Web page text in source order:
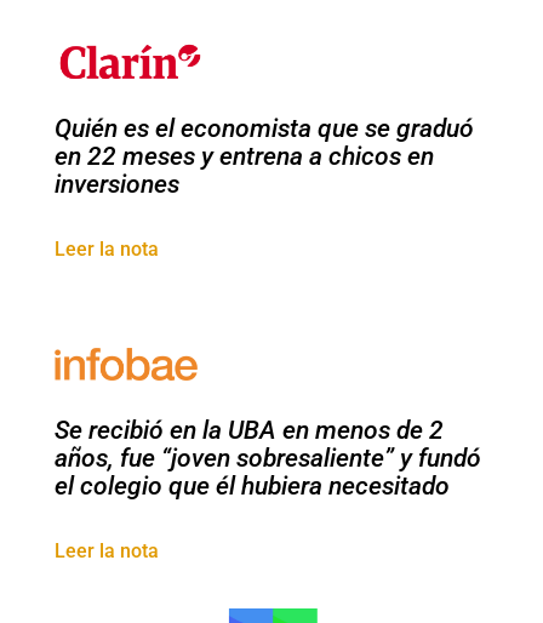
Quién es el economista que se graduó
en 22 meses y entrena a chicos en
inversiones
Leer la nota
Se recibió en la UBA en menos de 2
años, fue “joven sobresaliente” y fundó
el colegio que él hubiera necesitado
Leer la nota